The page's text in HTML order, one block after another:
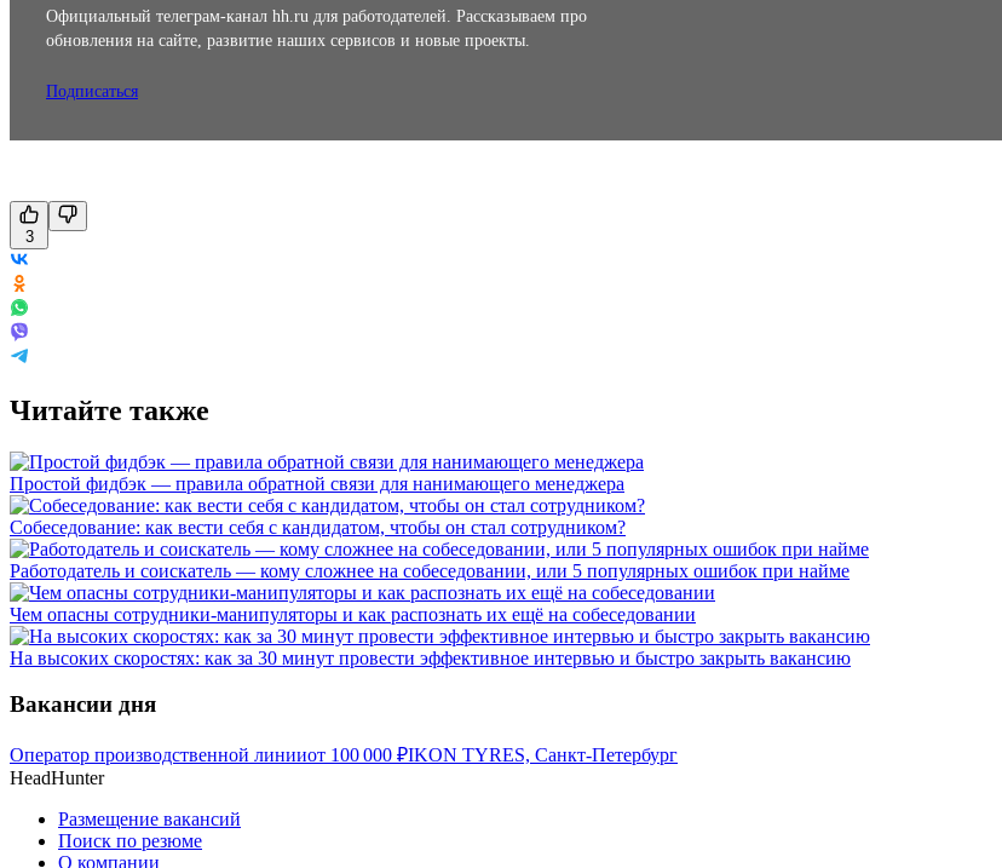
Официальный телеграм-канал hh.ru для работодателей. Рассказываем про
обновления на сайте, развитие наших сервисов и новые проекты.
Подписаться
3
Читайте также
Простой фидбэк — правила обратной связи для нанимающего менеджера
Собеседование: как вести себя с кандидатом, чтобы он стал сотрудником?
Работодатель и соискатель — кому сложнее на собеседовании, или 5 популярных ошибок при найме
Чем опасны сотрудники-манипуляторы и как распознать их ещё на собеседовании
На высоких скоростях: как за 30 минут провести эффективное интервью и быстро закрыть вакансию
Вакансии дня
Оператор производственной линииот 100 000 ₽IKON TYRES, Санкт-Петербург
HeadHunter
Размещение вакансий
Поиск по резюме
О компании